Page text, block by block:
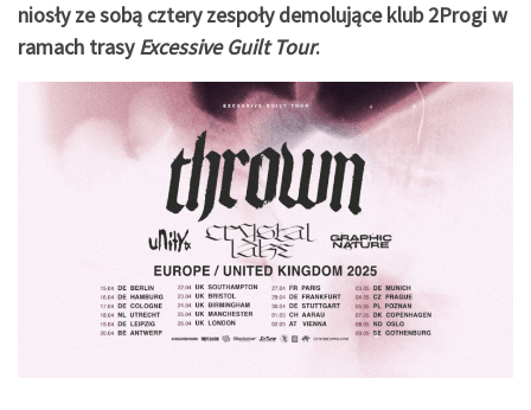
niosły ze sobą cztery zespoły demolujące klub 2Progi w
ramach trasyExcessive Guilt Tour.